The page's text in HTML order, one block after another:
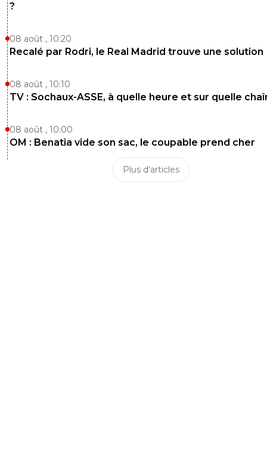
?
08 août , 10:20
Recalé par Rodri, le Real Madrid trouve une solution
08 août , 10:10
TV : Sochaux-ASSE, à quelle heure et sur quelle
08 août , 10:00
OM : Benatia vide son sac, le coupable prend cher
Plus d'articles